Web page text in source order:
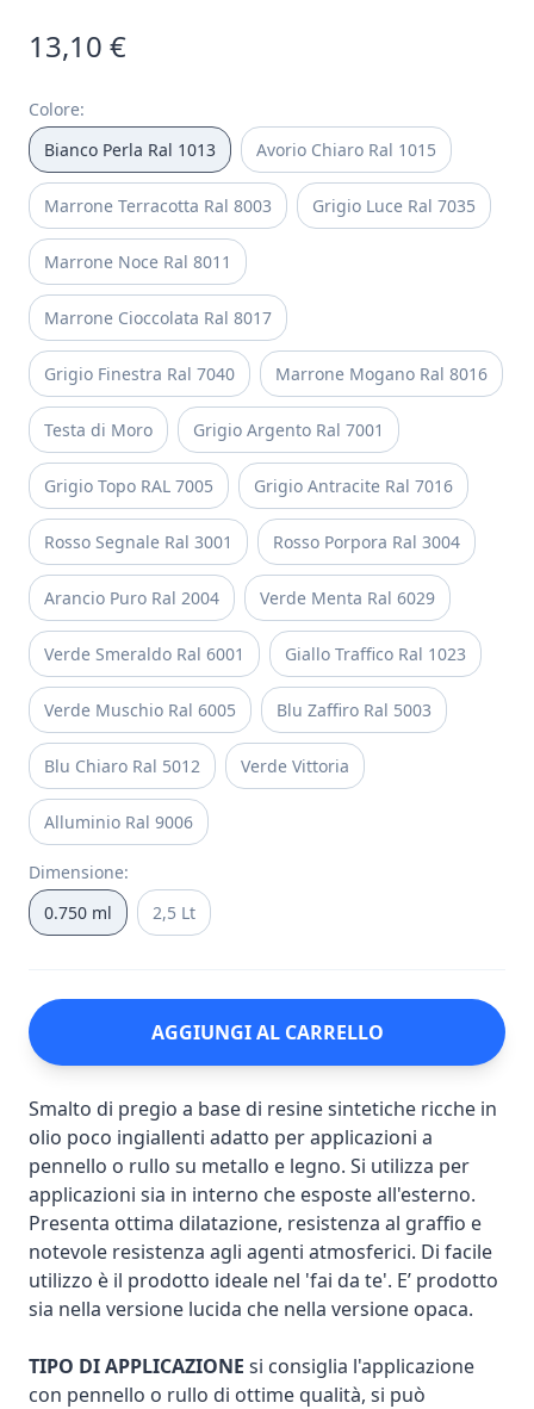
13,10 €
Colore:
Bianco Perla Ral 1013
Avorio Chiaro Ral 1015
Marrone Terracotta Ral 8003 Grigio Luce Ral 7035
Marrone Noce Ral 8011
Marrone Cioccolata Ral 8017
Grigio Finestra Ral 7040 Marrone Mogano Ral 8016
Testa di Moro Grigio Argento Ral 7001
Grigio Topo RAL 7005 Grigio Antracite Ral 7016
Rosso Segnale Ral 3001 Rosso Porpora Ral 3004
Arancio Puro Ral 2004 Verde Menta Ral 6029
Verde Smeraldo Ral 6001 Giallo Traffico Ral 1023
Verde Muschio Ral 6005 Blu Zaffiro Ral 5003
Blu Chiaro Ral 5012 Verde Vittoria
Alluminio Ral 9006
Dimensione:
0.750 ml
2,5 Lt
AGGIUNGI AL CARRELLO
Smalto di pregio a base di resine sintetiche ricche in
olio poco ingiallenti adatto per applicazioni a
pennello o rullo su metallo e legno. Si utilizza per
applicazioni sia in interno che esposte all'esterno.
Presenta ottima dilatazione, resistenza al graffio e
notevole resistenza agli agenti atmosferici. Di facile
utilizzo è il prodotto ideale nel 'fai da te'. E’ prodotto
sia nella versione lucida che nella versione opaca.
TIPO DI APPLICAZIONE si consiglia l'applicazione
con pennello o rullo di ottime qualità, si può